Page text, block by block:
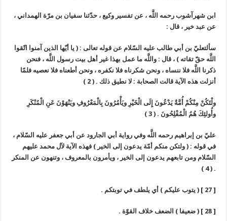
ابن شهرآشوب رحمه اللَّه ، عن تفسير وكيع ، حدّثنا سفيان بن مرّة الهمداني ،
عن عبد خير ، قال :
سألتعليّ بن أبي طالب عليه السّلام عن قوله تعالى : ( يا أيّها الذين آمنوا اتّقوا
اللَّه حقّ تقاته ) ، قال : واللَّه ما عمل بهذا غير أهل بيت رسول اللَّه ، فنحن
ذكرنا اللَّه فلا ننساه ، ونحن شكرناه فلا نكفره ، ونحن أطعناه فلا نعصيه فلمّا
أنزلت هذه الآية قالت الصحابة : لا نطيق ذلك . ( 2 )
ولْتَكُنْ مِنْكُمْ أُمَّةٌ يَدْعُونَ إِلَى الْخَيْرِ ويَأْمُرُونَ بِالْمَعْرُوفِ ويَنْهَوْنَ عَنِ الْمُنْكَرِ
وأُولئِكَ هُمُ الْمُفْلِحُونَ . ( 3 )
عليّ بن إبراهيم رحمه اللَّه وفي رواية أبي الجارود عن أبي جعفر عليه السّلام ،
في قوله : ( ولتكن منكم أمّة يدعون إلى الخير ) فهذه الآية لآل محمد عليهم
السّلام ومن تابعهم يدعون إلى الخير ، ويأمرون بالمعروف ، وتنهون عن المنكر
. ( 4 )
[ 27 ] ( يتوب عليكم ) أي يلطف في توبتكم .
[ 28 ] ( ضعيفا ) الضعف خلاف القوّة .